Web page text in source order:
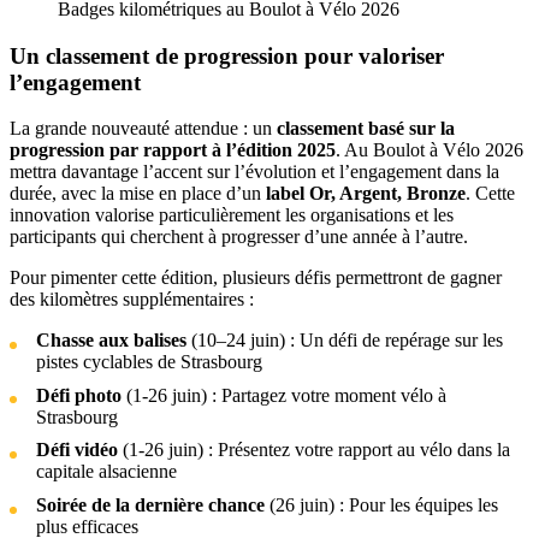
Badges kilométriques au Boulot à Vélo 2026
Un classement de progression pour valoriser
l’engagement
La grande nouveauté attendue : un classement basé sur la
progression par rapport à l’édition 2025. Au Boulot à Vélo 2026
mettra davantage l’accent sur l’évolution et l’engagement dans la
durée, avec la mise en place d’un label Or, Argent, Bronze. Cette
innovation valorise particulièrement les organisations et les
participants qui cherchent à progresser d’une année à l’autre.
Pour pimenter cette édition, plusieurs défis permettront de gagner
des kilomètres supplémentaires :
Chasse aux balises (10–24 juin) : Un défi de repérage sur les
pistes cyclables de Strasbourg
Défi photo (1-26 juin) : Partagez votre moment vélo à
Strasbourg
Défi vidéo (1-26 juin) : Présentez votre rapport au vélo dans la
capitale alsacienne
Soirée de la dernière chance (26 juin) : Pour les équipes les
plus efficaces